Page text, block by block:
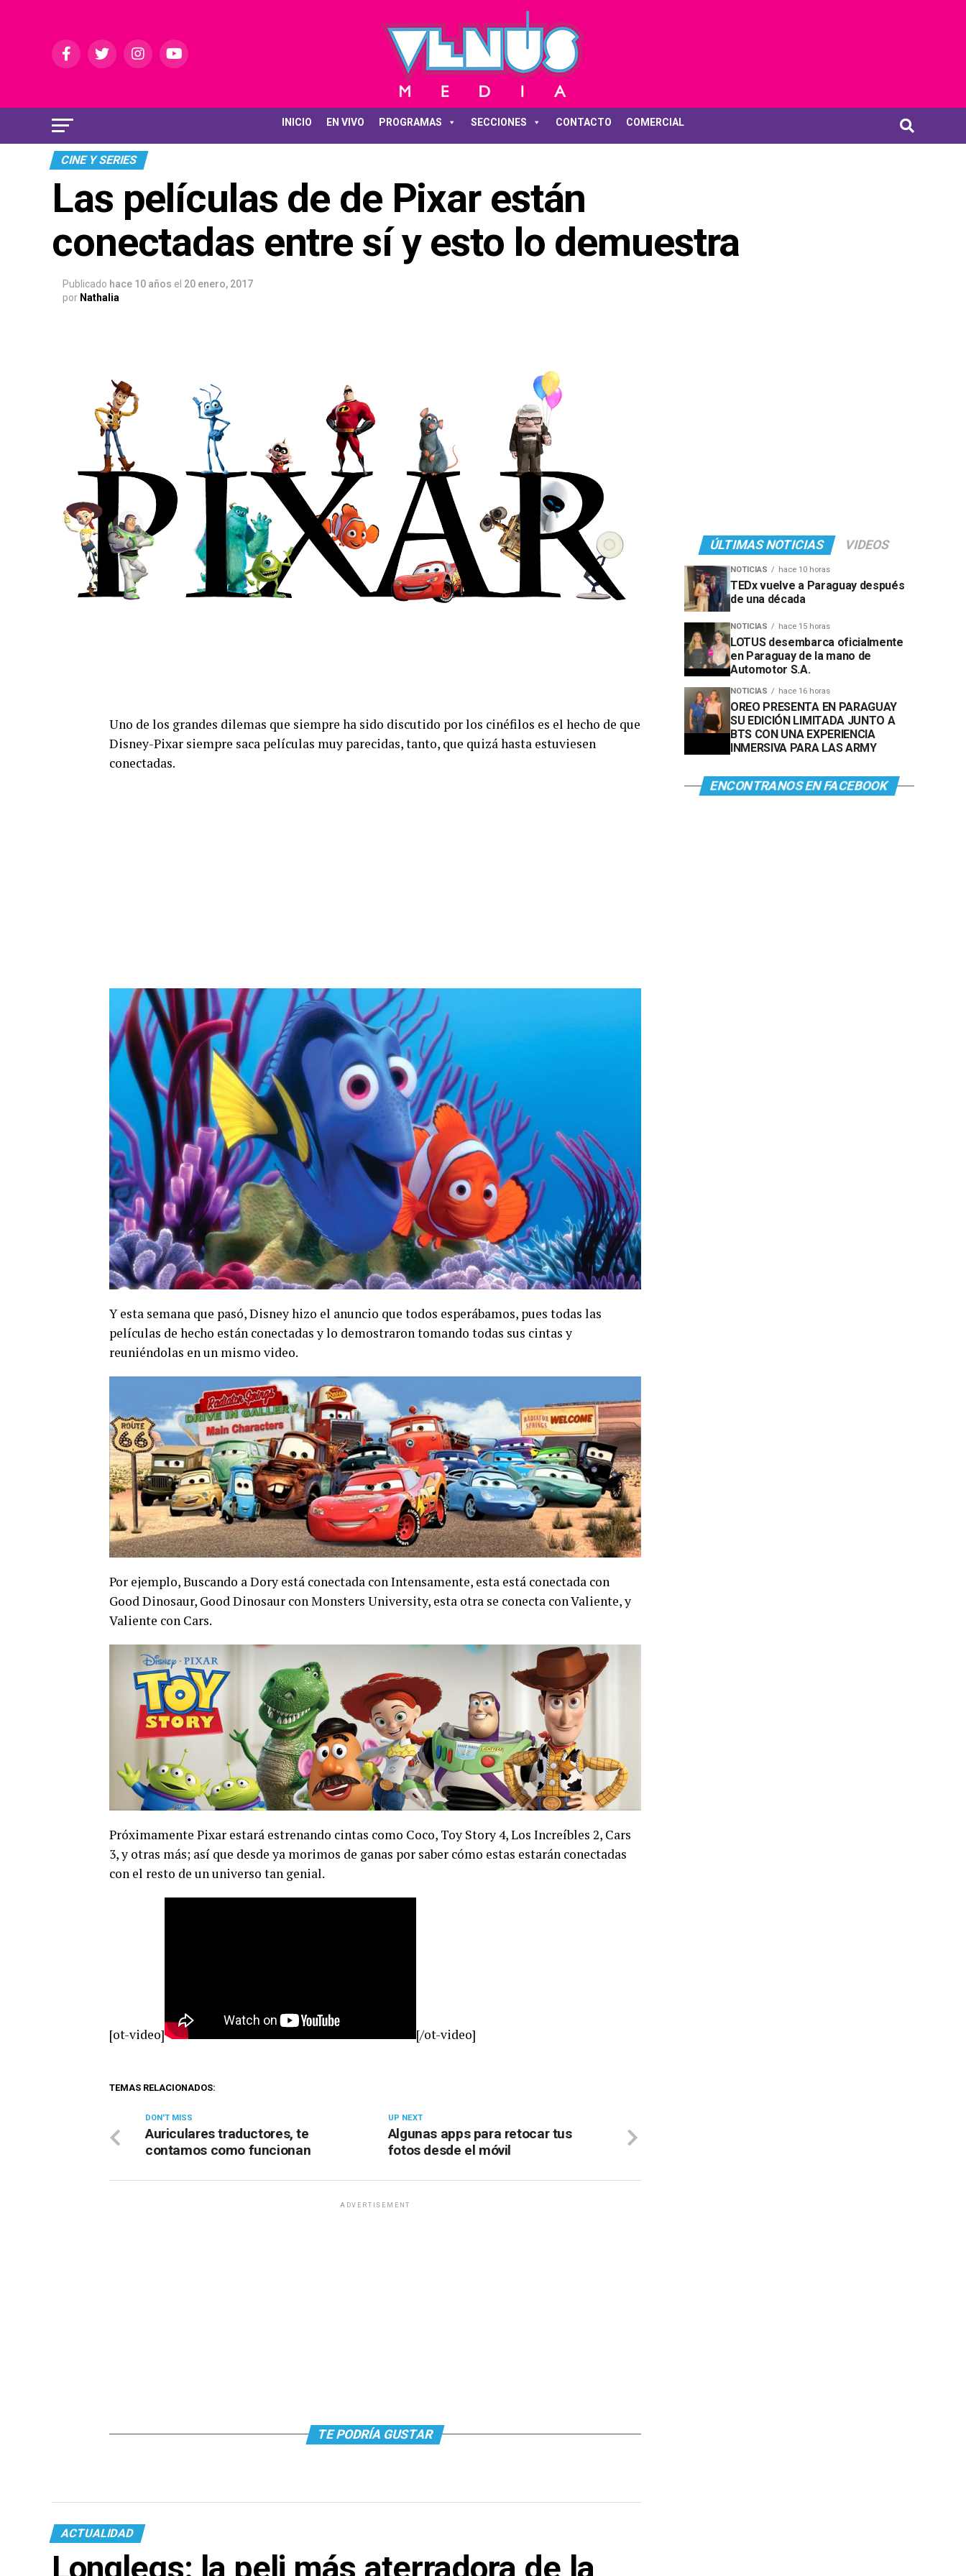
INICIO EN VIVO PROGRAMAS SECCIONES CONTACTO COMERCIAL
CINE Y SERIES
Las películas de de Pixar están
conectadas entre sí y esto lo demuestra
Publicado hace 10 años el 20 enero, 2017
por Nathalia
Uno de los grandes dilemas que siempre ha sido discutido por los cinéfilos es el hecho de que
Disney-Pixar siempre saca películas muy parecidas, tanto, que quizá hasta estuviesen
conectadas.
Y esta semana que pasó, Disney hizo el anuncio que todos esperábamos, pues todas las
películas de hecho están conectadas y lo demostraron tomando todas sus cintas y
reuniéndolas en un mismo video.
Por ejemplo, Buscando a Dory está conectada con Intensamente, esta está conectada con
Good Dinosaur, Good Dinosaur con Monsters University, esta otra se conecta con Valiente, y
Valiente con Cars.
Próximamente Pixar estará estrenando cintas como Coco, Toy Story 4, Los Increíbles 2, Cars
3, y otras más; así que desde ya morimos de ganas por saber cómo estas estarán conectadas
con el resto de un universo tan genial.
[ot-video] [/ot-video]
TEMAS RELACIONADOS:
UP NEXT
Algunas apps para retocar tus
fotos desde el móvil
DON'T MISS
Auriculares traductores, te
contamos como funcionan
ADVERTISEMENT
TE PODRÍA GUSTAR
ACTUALIDAD
Longlegs: la peli más aterradora de la
ÚLTIMAS NOTICIAS VIDEOS
NOTICIAS hace 10 horas
TEDx vuelve a Paraguay después
de una década
NOTICIAS hace 15 horas
LOTUS desembarca oficialmente
en Paraguay de la mano de
Automotor S.A.
NOTICIAS hace 16 horas
OREO PRESENTA EN PARAGUAY
SU EDICIÓN LIMITADA JUNTO A
BTS CON UNA EXPERIENCIA
INMERSIVA PARA LAS ARMY
ENCONTRANOS EN FACEBOOK